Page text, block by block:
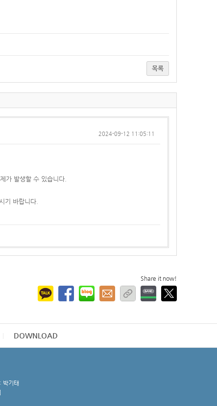
목록
2024-09-12 11:05:11
가 발생할 수 있습니다.
기 바랍니다.
Share it now!
DOWNLOAD
박기태